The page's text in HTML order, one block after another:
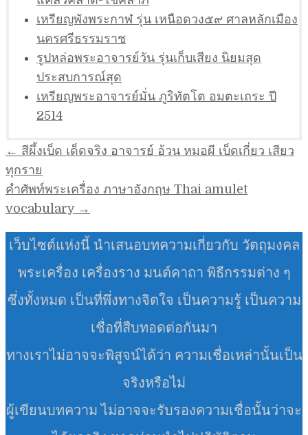
เหรียญพังพระกาฬ รุ่น เหนือดวง๕๙ ศาลหลักเมือง
นครศรีธรรมราช
รูปหล่อพระอาจารย์วัน รุ่นเก็บเสียง นิยมสุด
ประสบการณ์สุด
เหรียญพระอาจารย์มั่น ภูริทัตโต อมตะเถระ ปี
2514
แนะแนว
เรื่อง
← สีผึ้งเบ็ด เด็ดจริง อาจารย์ อ้วน หมอผี เบ็ดเกี่ยว เสียว
ทุกราย
คำศัพท์พระเครื่อง ภาษาอังกฤษ Thai amulet
vocabulary →
เว็บไซต์แห่งนี้ นำเสนอบทความเกี่ยวกับ วัตถุมงคล
พระเครื่อง เครื่องราง มนต์คาถา พิธีกรรมต่าง ๆ
ซึ่งทั้งหมด เป็นที่พึ่งทางจิตใจ เป็นความรู้ เป็นความ
เชื่อที่สืบทอดต่อกันมา
ทางเราไม่อาจจะพิสูจน์ได้ว่า ความเชื่อเหล่านั้นเป็น
จริงหรือไม่
ผู้เขียนบทความ ไม่อาจจะรับรองความเชื่อนั้นว่าจะ